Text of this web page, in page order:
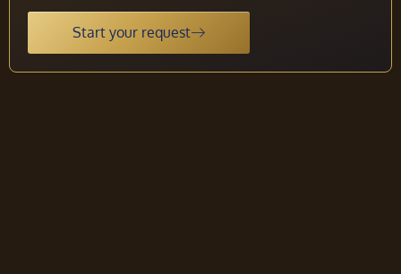
Start your request